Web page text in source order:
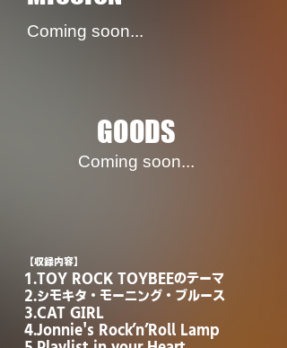
Coming soon...
GOODS​
Coming soon...
【収録内容】
1.TOY ROCK TOYBEEのテーマ
2.シモキタ・モーニング・ブルース
3.CAT GIRL
4.Jonnie's Rock’n’Roll Lamp